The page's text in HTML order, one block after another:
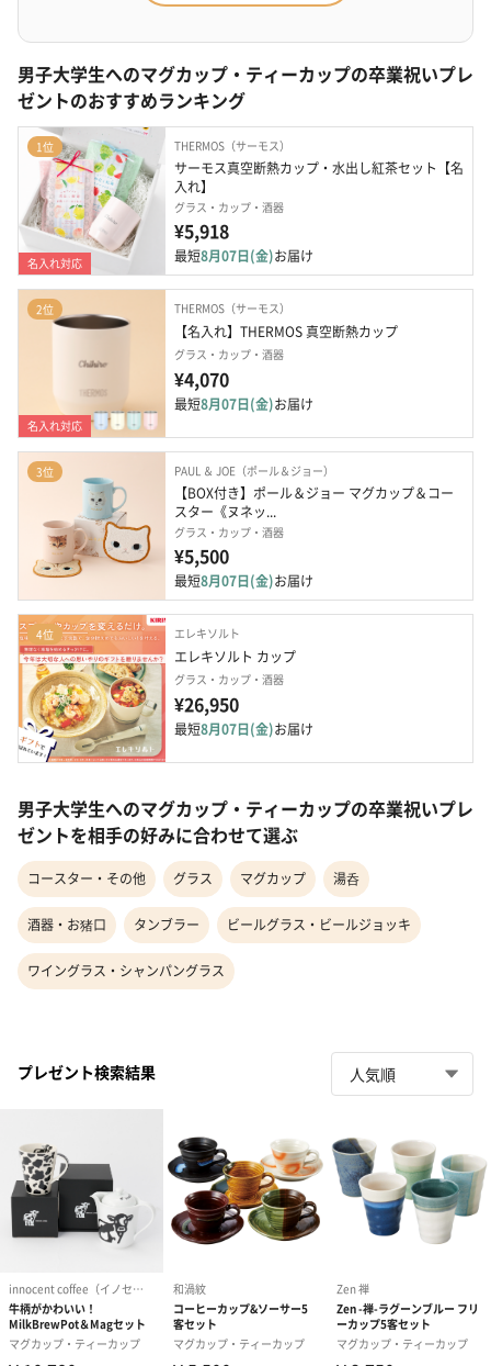
男子大学生へのマグカップ・ティーカップの卒業祝いプレ
ゼントのおすすめランキング
1位
名入れ対応
THERMOS（サーモス）
サーモス真空断熱カップ・水出し紅茶セット【名
入れ】
グラス・カップ・酒器
¥5,918
最短8月07日(金)お届け
2位
名入れ対応
THERMOS（サーモス）
【名入れ】THERMOS 真空断熱カップ
グラス・カップ・酒器
¥4,070
最短8月07日(金)お届け
3位 PAUL ＆ JOE（ポール＆ジョー）
【BOX付き】ポール＆ジョー マグカップ＆コー
スター《ヌネッ...
グラス・カップ・酒器
¥5,500
最短8月07日(金)お届け
4位 エレキソルト
エレキソルト カップ
グラス・カップ・酒器
¥26,950
最短8月07日(金)お届け
男子大学生へのマグカップ・ティーカップの卒業祝いプレ
ゼントを相手の好みに合わせて選ぶ
コースター・その他 グラス マグカップ 湯呑
酒器・お猪口 タンブラー ビールグラス・ビールジョッキ
ワイングラス・シャンパングラス
プレゼント検索結果